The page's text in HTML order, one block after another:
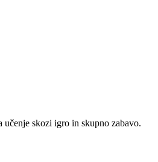
skozi igro in skupno zabavo.